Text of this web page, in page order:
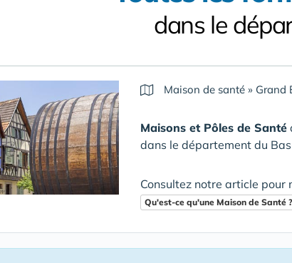
dans le
Maison de santé » Grand
Maisons et Pôles de Santé
dans le département du
Consultez notre article pour
Qu'est-ce qu'une Maison de Santé ?